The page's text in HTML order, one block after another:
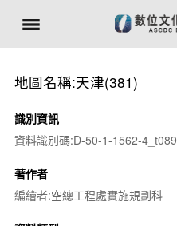
地圖名稱:天津(381)
識別資訊
資料識別碼:D-50-1-1562-4_t089
著作者
編繪者:空總工程處實施規劃科